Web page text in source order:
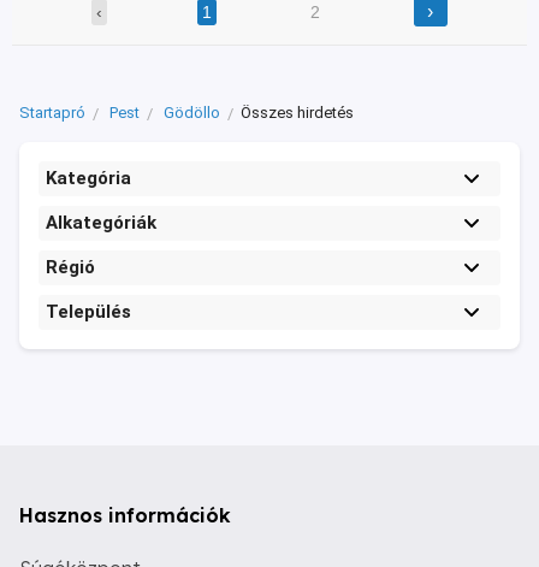
‹ 1 2 ›
Startapró Pest Gödöllo Összes hirdetés
Kategória
Alkategóriák
Régió
Település
Hasznos információk